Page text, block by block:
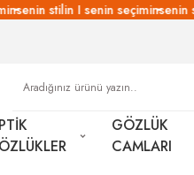
senin stilin I senin seçiminsenin
GÖZLÜK
CAMLARI